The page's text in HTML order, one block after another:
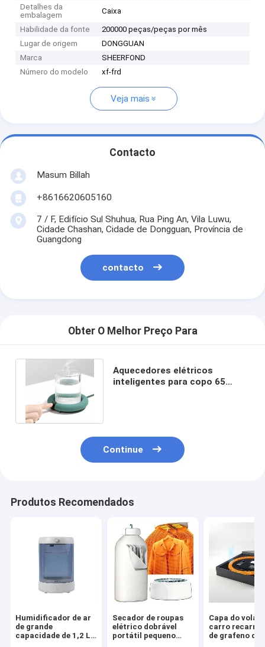
Detalhes da
embalagem
Caixa
Habilidade da fonte
200000 peças/peças por mês
Lugar de origem
DONGGUAN
Marca
SHEERFOND
Número do modelo
xf-frd
Veja mais
Contacto
Masum Billah
+8616620605160
7 / F, Edifício Sul Shuhua, Rua Ping An, Vila Luwu,
Cidade Chashan, Cidade de Dongguan, Província de
Guangdong
contacto
Obter O Melhor Preço Para
Aquecedores elétricos
inteligentes para copo 65
Continue
Produtos Recomendados
Humidificador de ar
de grande
capacidade de 1,2 L
Secador de roupas
elétrico dobrável
portátil pequeno
Capa do
carro
de grafeno de